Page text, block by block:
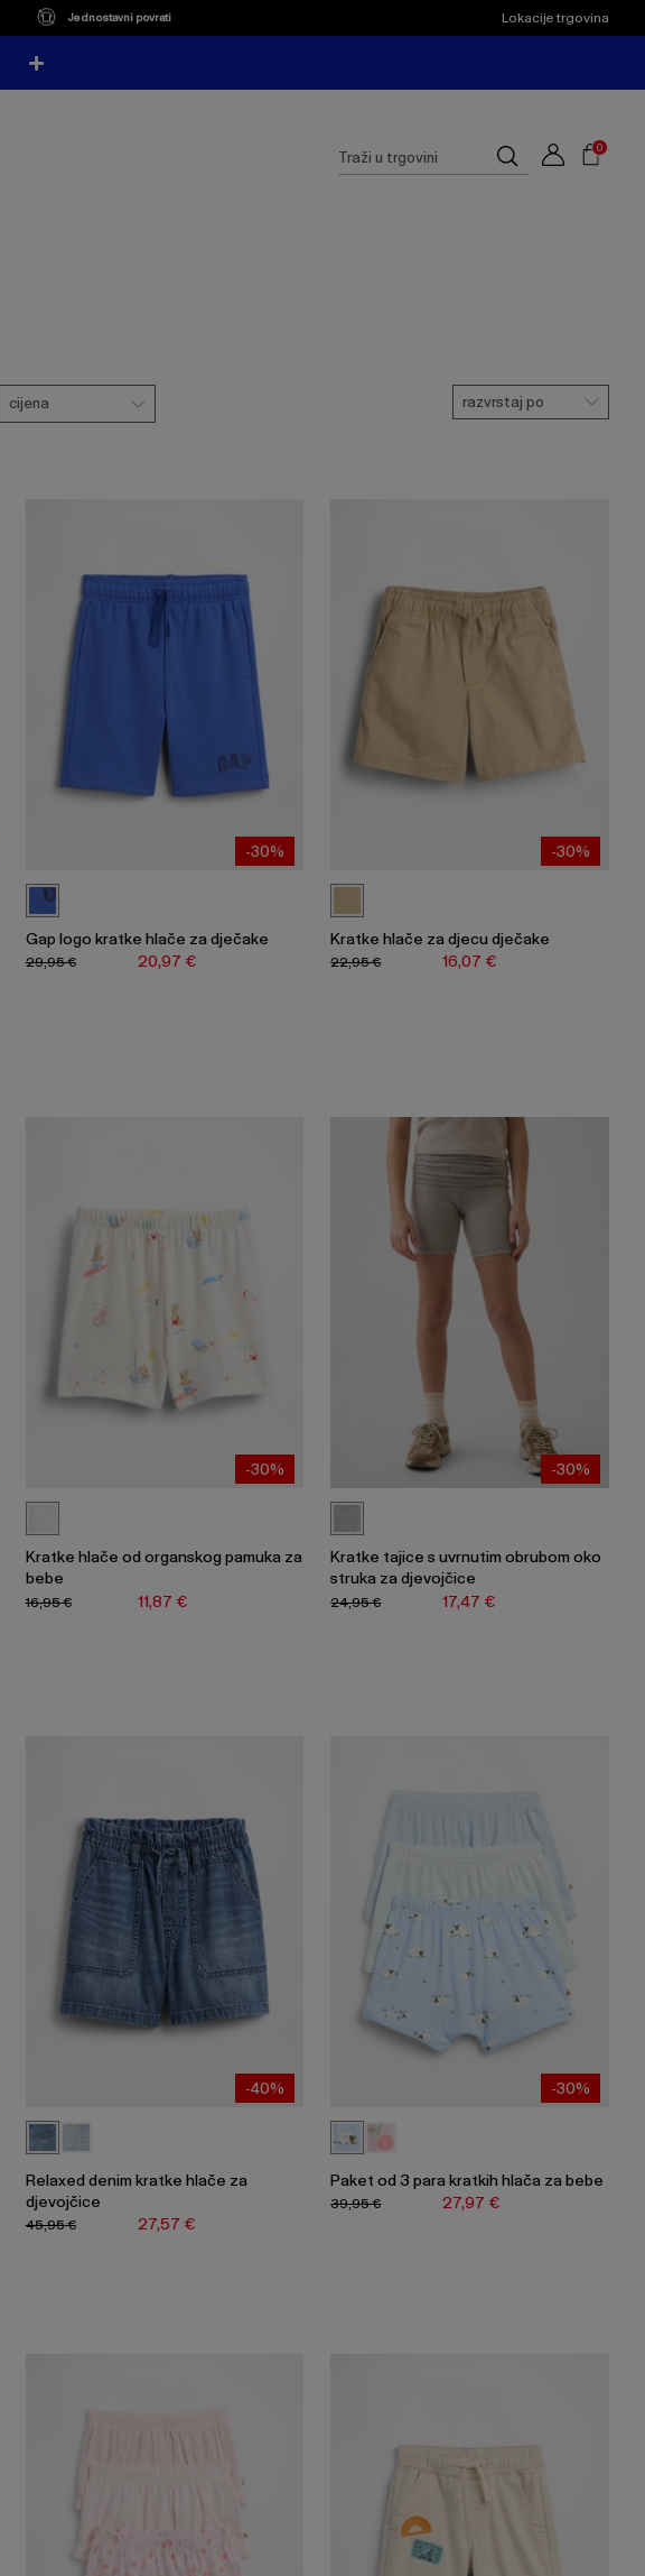
Jednostavni povrati Lokacije trgovina
Suggested
site
content
Traži
u
0
Cijena
cijena razvrstaj po
-30%
Gap logo kratke hlače za dječake
20,97 €
29,95 €
-30%
Kratke hlače za djecu dječake
16,07 €
22,95 €
-30%
Kratke hlače od organskog pamuka za
bebe
11,87 €
16,95 €
-30%
Kratke tajice s uvrnutim obrubom oko
struka za djevojčice
17,47 €
24,95 €
-40%
Relaxed denim kratke hlače za
djevojčice
27,57 €
45,95 €
-30%
Paket od 3 para kratkih hlača za bebe
27,97 €
39,95 €